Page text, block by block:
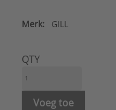
Merk: GILL
QTY
Voeg toe